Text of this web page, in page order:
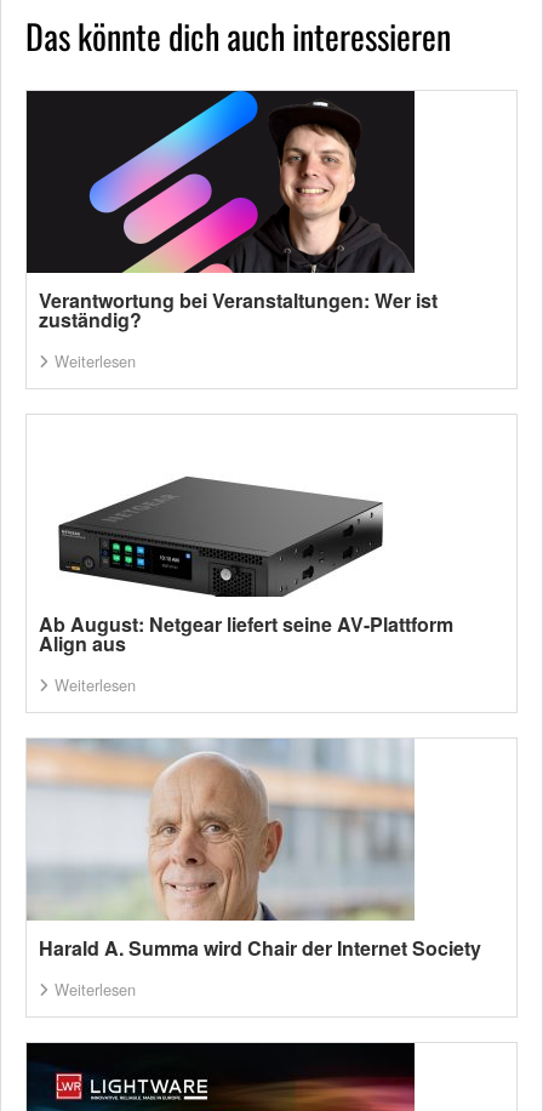
Das könnte dich auch interessieren
Verantwortung bei Veranstaltungen: Wer ist
zuständig?
Weiterlesen
Ab August: Netgear liefert seine AV-Plattform
Align aus
Weiterlesen
Harald A. Summa wird Chair der Internet Society
Weiterlesen